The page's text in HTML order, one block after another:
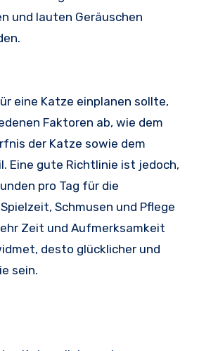
und lauten Geräuschen
eine Katze einplanen sollte,
Faktoren ab, wie dem
der Katze sowie dem
Eine gute Richtlinie ist jedoch,
pro Tag für die
Schmusen und Pflege
Zeit und Aufmerksamkeit
desto glücklicher und
sein.